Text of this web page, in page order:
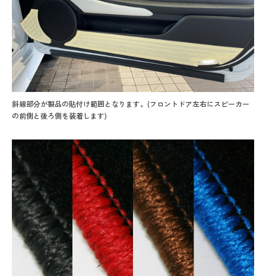
斜線部分が製品の貼付け範囲となります。(フロントドア左右にスピーカー
の前側と後ろ側を装着します)